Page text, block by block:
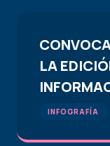
LA
INFOGRAFÍA